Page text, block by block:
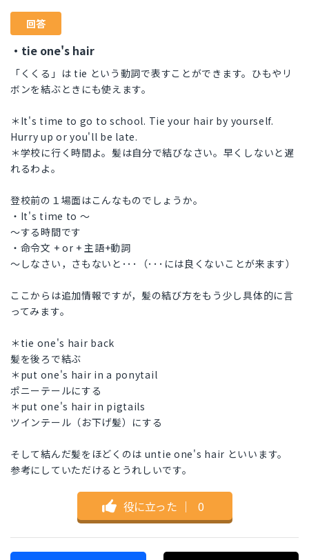
回答
・tie one's hair
「くくる」は tie という動詞で表すことができます。ひもやリ
ボンを結ぶときにも使えます。
＊It's time to go to school. Tie your hair by yourself.
Hurry up or you'll be late.
＊学校に行く時間よ。髪は自分で結びなさい。早くしないと遅
れるわよ。
登校前の１場面はこんなものでしょうか。
・It's time to ～
～する時間です
・命令文 + or + 主語+動詞
～しなさい，さもないと･･･（･･･には良くないことが来ます）
ここからは追加情報ですが，髪の結び方をもう少し具体的に言
ってみます。
＊tie one's hair back
髪を後ろで結ぶ
＊put one's hair in a ponytail
ポニーテールにする
＊put one's hair in pigtails
ツインテール（お下げ髪）にする
そして結んだ髪をほどくのは untie one's hair といいます。
参考にしていただけるとうれしいです。
役に立った ｜ 0